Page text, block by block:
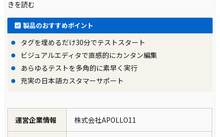
きを読む
製品のおすすめポイント
タグを埋めるだけ30分でテストスタート
ビジュアルエディタで直感的にカンタン編集
あらゆるテストを多角的に素早く実行
充実の日本語カスタマーサポート
運営企業情報 株式会社APOLLO11